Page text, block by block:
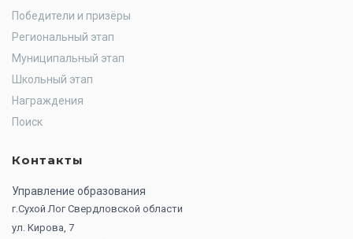
Победители и призёры
Региональный этап
Муниципальный этап
Школьный этап
Награждения
Поиск
Контакты
Управление образования
г.Сухой Лог Свердловской области
ул. Кирова, 7